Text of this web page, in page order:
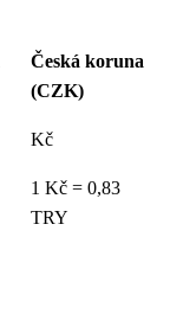
Česká koruna
(CZK)
Kč
1 Kč = 0,83
TRY